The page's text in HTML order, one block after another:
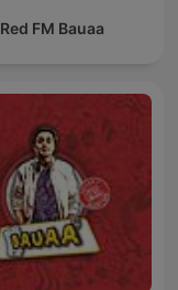
Red FM Bauaa